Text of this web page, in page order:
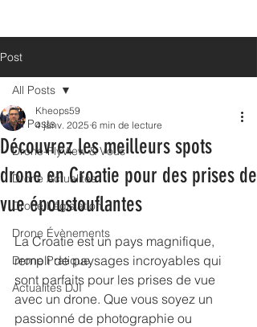
Post
All Posts
Drone-FlyView & Vous
Drone Actualités
Drone Législation
Drone Évènements
Drone Pratique
Actualités DJI
All Posts
Découvrez les meilleurs spots
drone en Croatie pour des prises de
vue époustouflantes
Kheops59
4 janv. 2025 6 min de lecture
La Croatie est un pays magnifique,
rempli de paysages incroyables qui
sont parfaits pour les prises de vue
avec un drone. Que vous soyez un
passionné de photographie ou